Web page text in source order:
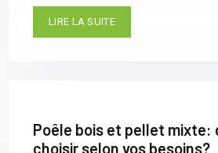
LIRE LA SUITE
Poêle bois et pellet mixte:
choisir selon vos besoins?